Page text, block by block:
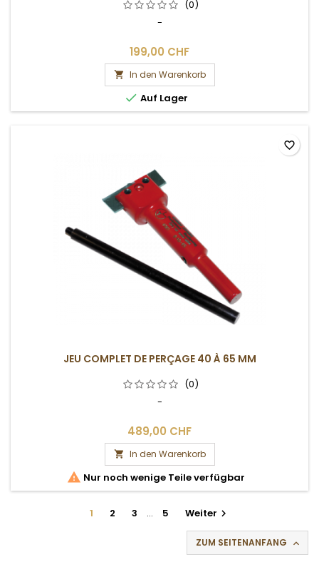
(0)
-
199,00 CHF
 In den Warenkorb
 Auf Lager
JEU COMPLET DE PERÇAGE 40 À 65 MM
(0)
-
489,00 CHF
 In den Warenkorb
 Nur noch wenige Teile verfügbar
favorite_border
1 2 3 … 5 Weiter 
ZUM SEITENANFANG 